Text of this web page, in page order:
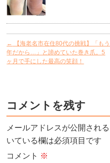
←
【海老名市在住80代の挑戦】「もう
年だから…」と諦めていた巻き爪。5
ヶ月で手にした最高の笑顔！
コメントを残す
メールアドレスが公開され
いている欄は必須項目です
コメント ※